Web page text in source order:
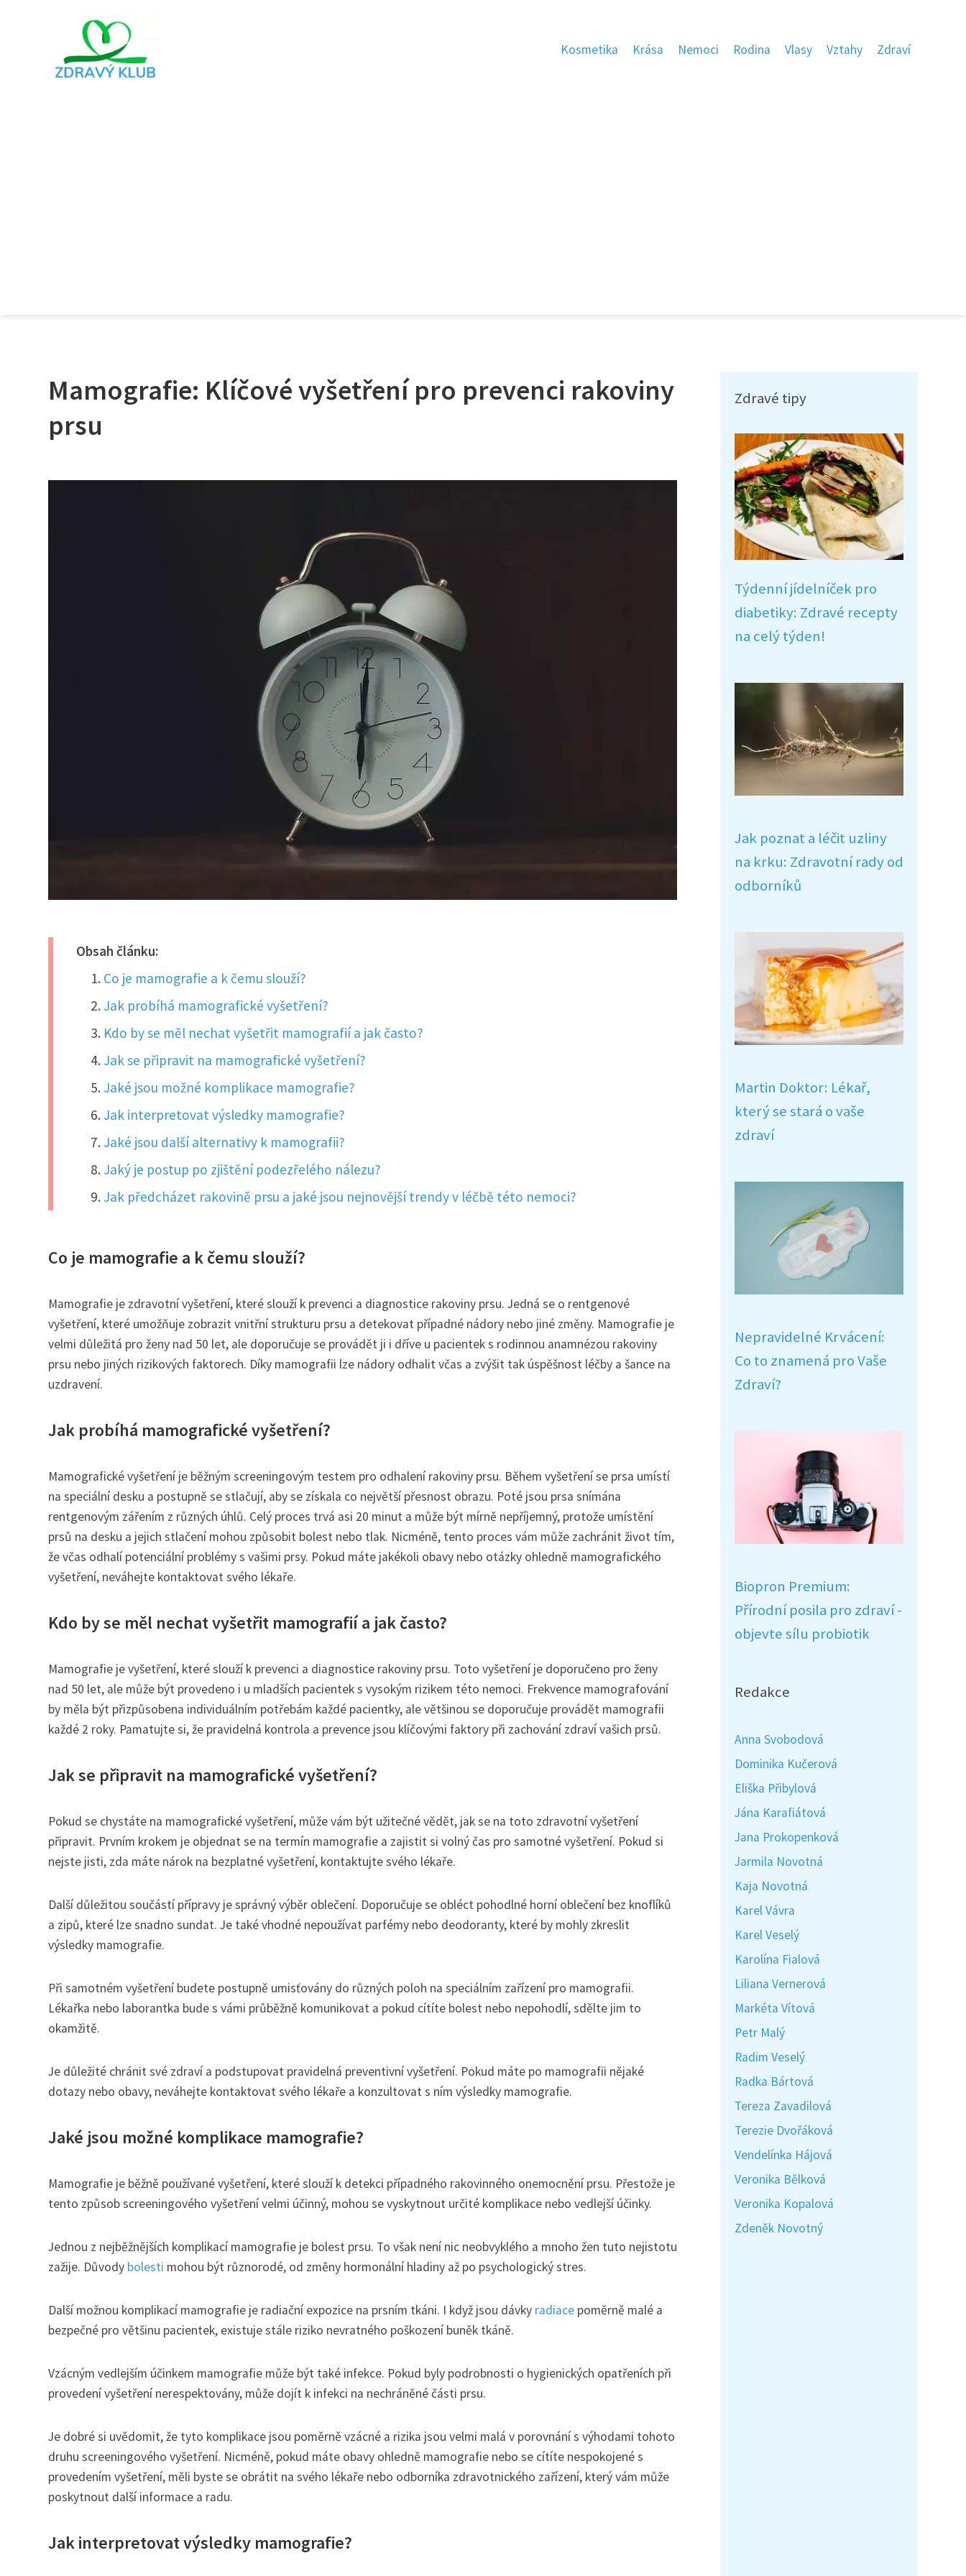
Kosmetika Krása Nemoci Rodina Vlasy Vztahy Zdraví
Mamografie: Klíčové vyšetření pro prevenci rakoviny
prsu
Obsah článku:
Co je mamografie a k čemu slouží?
Jak probíhá mamografické vyšetření?
Kdo by se měl nechat vyšetřit mamografií a jak často?
Jak se připravit na mamografické vyšetření?
Jaké jsou možné komplikace mamografie?
Jak interpretovat výsledky mamografie?
Jaké jsou další alternativy k mamografii?
Jaký je postup po zjištění podezřelého nálezu?
Jak předcházet rakovině prsu a jaké jsou nejnovější trendy v léčbě této nemoci?
Co je mamografie a k čemu slouží?
Mamografie je zdravotní vyšetření, které slouží k prevenci a diagnostice rakoviny prsu. Jedná se o rentgenové
vyšetření, které umožňuje zobrazit vnitřní strukturu prsu a detekovat případné nádory nebo jiné změny. Mamografie je
velmi důležitá pro ženy nad 50 let, ale doporučuje se provádět ji i dříve u pacientek s rodinnou anamnézou rakoviny
prsu nebo jiných rizikových faktorech. Díky mamografii lze nádory odhalit včas a zvýšit tak úspěšnost léčby a šance na
uzdravení.
Jak probíhá mamografické vyšetření?
Mamografické vyšetření je běžným screeningovým testem pro odhalení rakoviny prsu. Během vyšetření se prsa umístí
na speciální desku a postupně se stlačují, aby se získala co největší přesnost obrazu. Poté jsou prsa snímána
rentgenovým zářením z různých úhlů. Celý proces trvá asi 20 minut a může být mírně nepříjemný, protože umístění
prsů na desku a jejich stlačení mohou způsobit bolest nebo tlak. Nicméně, tento proces vám může zachránit život tím,
že včas odhalí potenciální problémy s vašimi prsy. Pokud máte jakékoli obavy nebo otázky ohledně mamografického
vyšetření, neváhejte kontaktovat svého lékaře.
Kdo by se měl nechat vyšetřit mamografií a jak často?
Mamografie je vyšetření, které slouží k prevenci a diagnostice rakoviny prsu. Toto vyšetření je doporučeno pro ženy
nad 50 let, ale může být provedeno i u mladších pacientek s vysokým rizikem této nemoci. Frekvence mamografování
by měla být přizpůsobena individuálním potřebám každé pacientky, ale většinou se doporučuje provádět mamografii
každé 2 roky. Pamatujte si, že pravidelná kontrola a prevence jsou klíčovými faktory při zachování zdraví vašich prsů.
Jak se připravit na mamografické vyšetření?
Pokud se chystáte na mamografické vyšetření, může vám být užitečné vědět, jak se na toto zdravotní vyšetření
připravit. Prvním krokem je objednat se na termín mamografie a zajistit si volný čas pro samotné vyšetření. Pokud si
nejste jisti, zda máte nárok na bezplatné vyšetření, kontaktujte svého lékaře.
Další důležitou součástí přípravy je správný výběr oblečení. Doporučuje se obléct pohodlné horní oblečení bez knoflíků
a zipů, které lze snadno sundat. Je také vhodné nepoužívat parfémy nebo deodoranty, které by mohly zkreslit
výsledky mamografie.
Při samotném vyšetření budete postupně umisťovány do různých poloh na speciálním zařízení pro mamografii.
Lékařka nebo laborantka bude s vámi průběžně komunikovat a pokud cítíte bolest nebo nepohodlí, sdělte jim to
okamžitě.
Je důležité chránit své zdraví a podstupovat pravidelná preventivní vyšetření. Pokud máte po mamografii nějaké
dotazy nebo obavy, neváhejte kontaktovat svého lékaře a konzultovat s ním výsledky mamografie.
Jaké jsou možné komplikace mamografie?
Mamografie je běžně používané vyšetření, které slouží k detekci případného rakovinného onemocnění prsu. Přestože je
tento způsob screeningového vyšetření velmi účinný, mohou se vyskytnout určité komplikace nebo vedlejší účinky.
Jednou z nejběžnějších komplikací mamografie je bolest prsu. To však není nic neobvyklého a mnoho žen tuto nejistotu
zažije. Důvody bolesti mohou být různorodé, od změny hormonální hladiny až po psychologický stres.
Další možnou komplikací mamografie je radiační expozice na prsním tkáni. I když jsou dávky radiace poměrně malé a
bezpečné pro většinu pacientek, existuje stále riziko nevratného poškození buněk tkáně.
Vzácným vedlejším účinkem mamografie může být také infekce. Pokud byly podrobnosti o hygienických opatřeních při
provedení vyšetření nerespektovány, může dojít k infekci na nechráněné části prsu.
Je dobré si uvědomit, že tyto komplikace jsou poměrně vzácné a rizika jsou velmi malá v porovnání s výhodami tohoto
druhu screeningového vyšetření. Nicméně, pokud máte obavy ohledně mamografie nebo se cítíte nespokojené s
provedením vyšetření, měli byste se obrátit na svého lékaře nebo odborníka zdravotnického zařízení, který vám může
poskytnout další informace a radu.
Jak interpretovat výsledky mamografie?
Zdravé tipy
Týdenní jídelníček pro
diabetiky: Zdravé recepty
na celý týden!
Jak poznat a léčit uzliny
na krku: Zdravotní rady od
odborníků
Martin Doktor: Lékař,
který se stará o vaše
zdraví
Nepravidelné Krvácení:
Co to znamená pro Vaše
Zdraví?
Biopron Premium:
Přírodní posila pro zdraví -
objevte sílu probiotik
Redakce
Anna Svobodová
Dominika Kučerová
Eliška Přibylová
Jána Karafiátová
Jana Prokopenková
Jarmila Novotná
Kaja Novotná
Karel Vávra
Karel Veselý
Karolína Fialová
Liliana Vernerová
Markéta Vítová
Petr Malý
Radim Veselý
Radka Bártová
Tereza Zavadilová
Terezie Dvořáková
Vendelínka Hájová
Veronika Bělková
Veronika Kopalová
Zdeněk Novotný